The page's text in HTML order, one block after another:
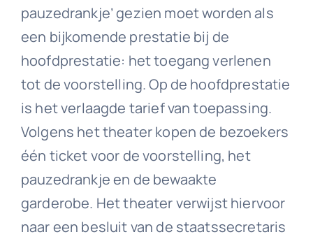
pauzedrankje’ gezien moet worden als
een bijkomende prestatie bij de
hoofdprestatie: het toegang verlenen
tot de voorstelling. Op de hoofdprestatie
is het verlaagde tarief van toepassing.
Volgens het theater kopen de bezoekers
één ticket voor de voorstelling, het
pauzedrankje en de bewaakte
garderobe. Het theater verwijst hiervoor
naar een besluit van de staatssecretaris